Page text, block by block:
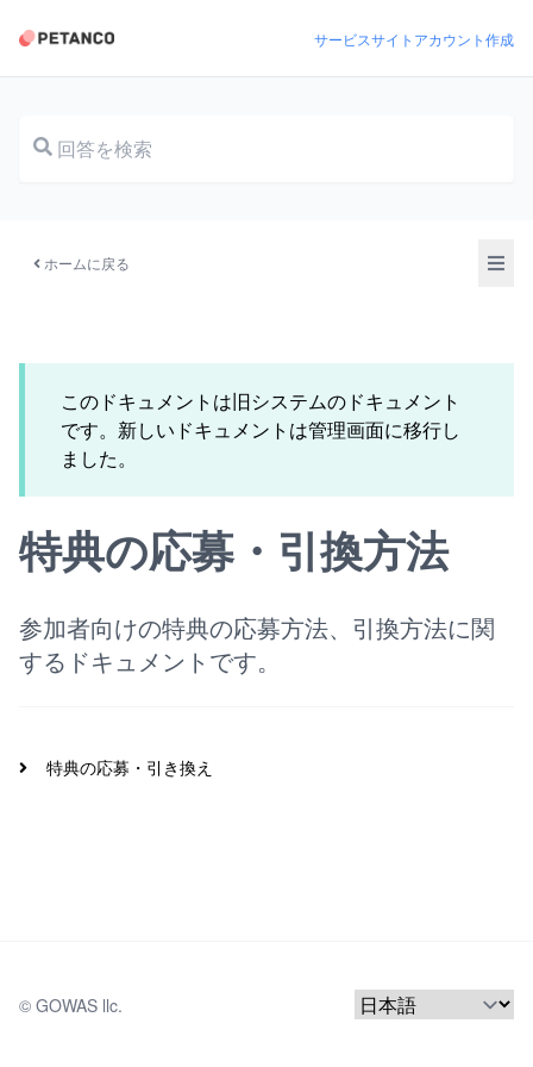
ドキュメント サービスサイト アカウント作成
ホームに戻る
このドキュメントは旧システムのドキュメント
です。新しいドキュメントは管理画面に移行し
ました。
特典の応募・引換方法
参加者向けの特典の応募方法、引換方法に関
するドキュメントです。
特典の応募・引き換え
© GOWAS llc.